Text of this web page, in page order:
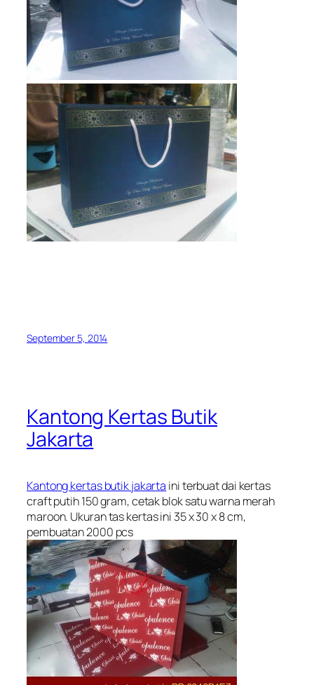
September 5, 2014
Kantong Kertas Butik
Jakarta
Kantong kertas butik jakarta ini terbuat dai kertas
craft putih 150 gram, cetak blok satu warna merah
maroon. Ukuran tas kertas ini 35 x 30 x 8 cm,
pembuatan 2000 pcs